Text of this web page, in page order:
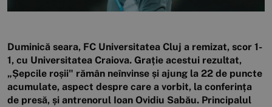
Duminică seara, FC Universitatea Cluj a remizat, scor 1-
1, cu Universitatea Craiova. Grație acestui rezultat,
„Șepcile roșii" rămân neînvinse și ajung la 22 de puncte
acumulate, aspect despre care a vorbit, la conferința
de presă, și antrenorul Ioan Ovidiu Sabău. Principalul